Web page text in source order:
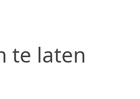
te laten